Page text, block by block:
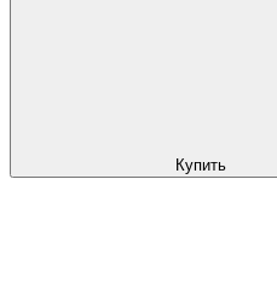
Купить